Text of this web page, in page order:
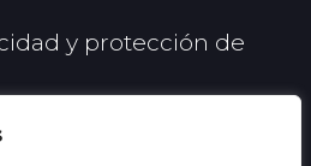
y protección de